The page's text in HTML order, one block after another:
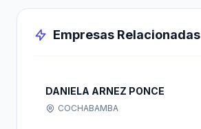
Empresas Relacionadas
DANIELA ARNEZ PONCE
COCHABAMBA